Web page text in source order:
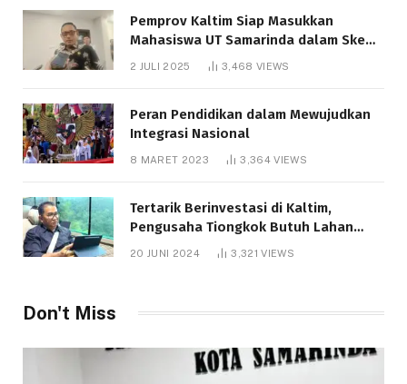
Pemprov Kaltim Siap Masukkan
Mahasiswa UT Samarinda dalam Skema
Bantuan Pendidikan Gratispol
2 JULI 2025 3,468 VIEWS
Peran Pendidikan dalam Mewujudkan
Integrasi Nasional
8 MARET 2023 3,364VIEWS
Tertarik Berinvestasi di Kaltim,
Pengusaha Tiongkok Butuh Lahan
1.000 Hektare
20 JUNI 2024 3,321VIEWS
Don't Miss